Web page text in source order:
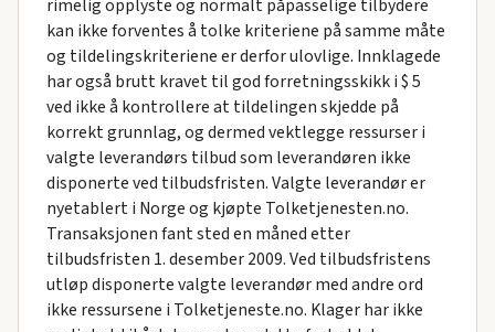
rimelig opplyste og normalt påpasselige tilbydere
kan ikke forventes å tolke kriteriene på samme måte
og tildelingskriteriene er derfor ulovlige. Innklagede
har også brutt kravet til god forretningsskikk i $ 5
ved ikke å kontrollere at tildelingen skjedde på
korrekt grunnlag, og dermed vektlegge ressurser i
valgte leverandørs tilbud som leverandøren ikke
disponerte ved tilbudsfristen. Valgte leverandør er
nyetablert i Norge og kjøpte Tolketjenesten.no.
Transaksjonen fant sted en måned etter
tilbudsfristen 1. desember 2009. Ved tilbudsfristens
utløp disponerte valgte leverandør med andre ord
ikke ressursene i Tolketjeneste.no. Klager har ikke